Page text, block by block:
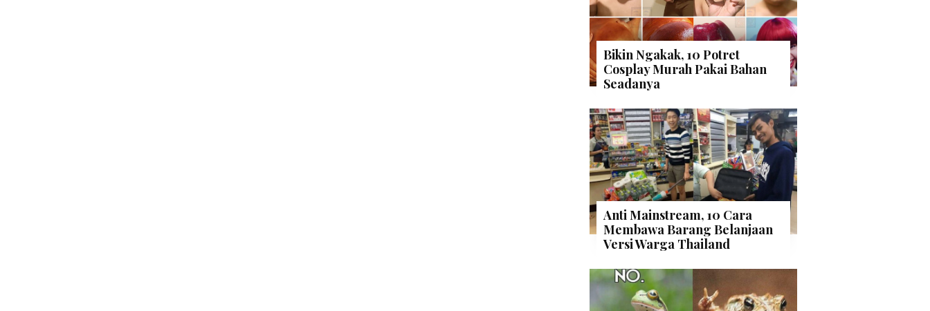
Bikin Ngakak, 10 Potret
Cosplay Murah Pakai Bahan
Seadanya
Anti Mainstream, 10 Cara
Membawa Barang Belanjaan
Versi Warga Thailand